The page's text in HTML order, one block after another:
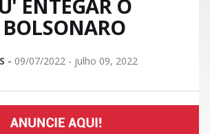
ENTEGAR O
- 09/07/2022 - julho 09, 2022